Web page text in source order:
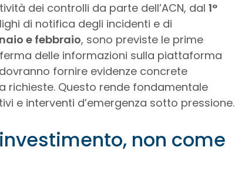
dei controlli da parte dell’ACN, dal 1°
di notifica degli incidenti e di
e febbraio, sono previste le prime
delle informazioni sulla piattaforma
fornire evidenze concrete
richieste. Questo rende fondamentale
e interventi d’emergenza sotto pressione.
non come